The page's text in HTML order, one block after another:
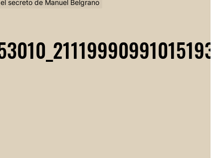
secreto de Manuel Belgrano